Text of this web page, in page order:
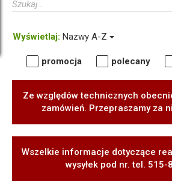
Wyświetlaj: Nazwy A-Z
promocja polecany
Ze względów technicznych
zamówień. Przepraszamy za
Wszelkie informacje dotyczące
wysyłek pod nr. tel. 515-